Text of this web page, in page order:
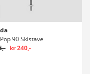
90 Skistave
kr 240,-